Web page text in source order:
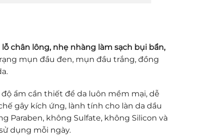
chân lông, nhẹ nhàng làm sạch bụi bẩn,
mụn đầu đen, mụn đầu trắng, đồng
ẩm cần thiết để da luôn mềm mại, dễ
gây kích ứng, lành tính cho làn da dầu
Paraben, không Sulfate, không Silicon và
dụng mỗi ngày.